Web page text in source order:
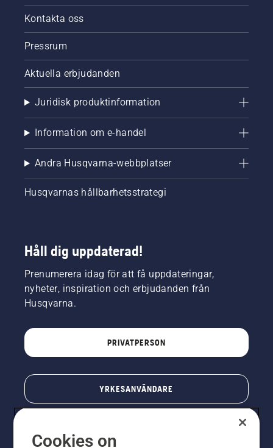
Kontakta oss
Pressrum
Aktuella erbjudanden
Juridisk produktinformation
Information om e-handel
Andra Husqvarna-webbplatser
Husqvarnas hållbarhetsstrategi
Håll dig uppdaterad!
Prenumerera idag för att få uppdateringar,
nyheter, inspiration och erbjudanden från
Husqvarna.
PRIVATPERSON
YRKESANVÄNDARE
Cookies on